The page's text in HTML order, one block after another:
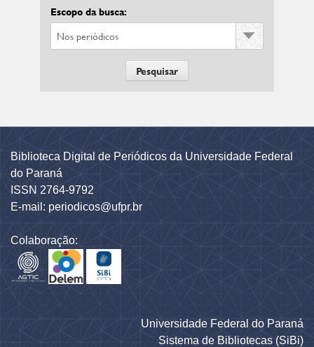
Escopo da busca:
Biblioteca Digital de Periódicos da Universidade Federal
do Paraná
ISSN 2764-9792
E-mail: periodicos@ufpr.br
Colaboração:
Universidade Federal do Paraná
Sistema de Bibliotecas (SiBi)